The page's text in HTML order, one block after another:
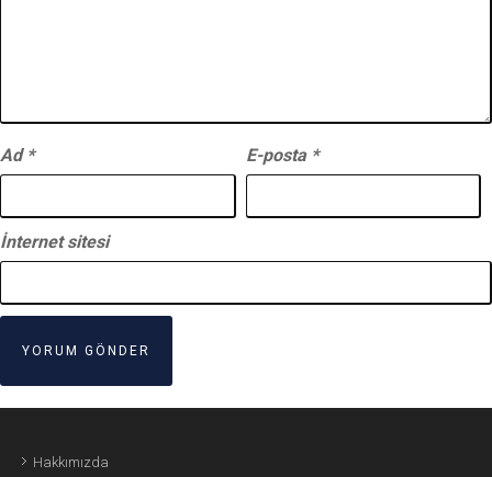
Ad * E-posta *
İnternet sitesi
Hakkımızda